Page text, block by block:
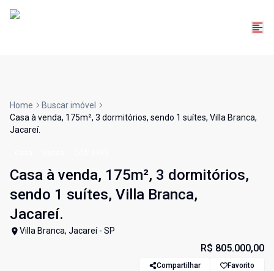
Home
Buscar imóvel
Casa à venda, 175m², 3 dormitórios, sendo 1 suítes, Villa Branca,
Jacareí.
Casa à venda, 175m², 3 dormitórios,
sendo 1 suítes, Villa Branca,
Jacareí.
Villa Branca, Jacareí - SP
R$ 805.000,00
Compartilhar Favorito